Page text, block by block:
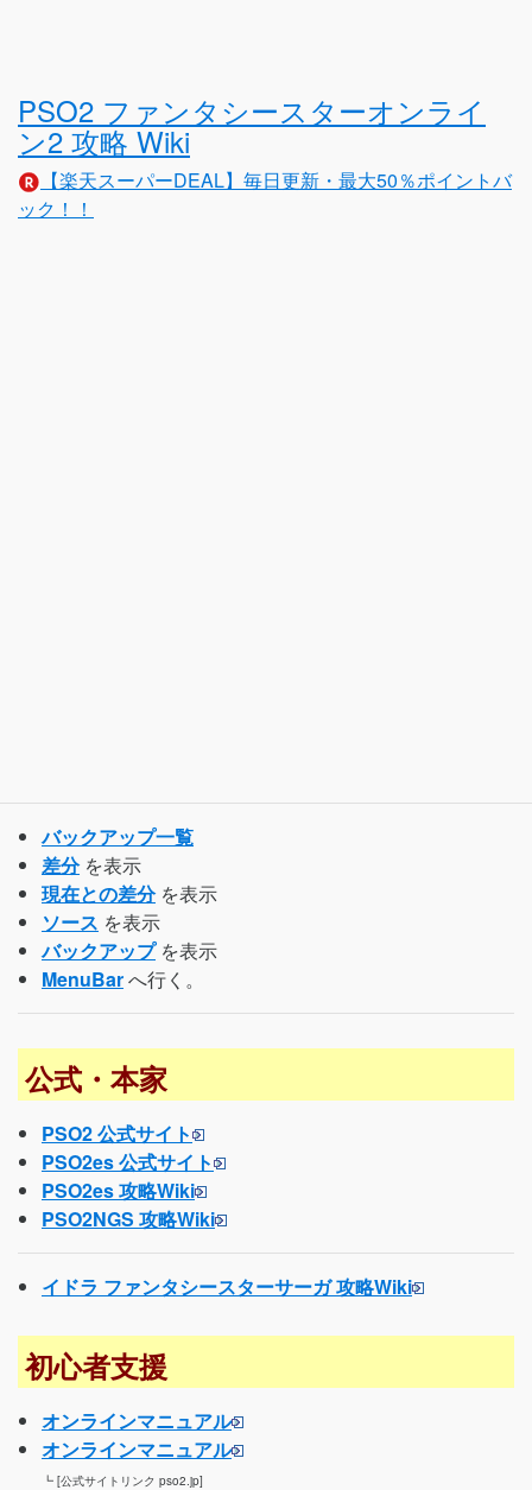
PSO2 ファンタシースターオンライ
ン2 攻略 Wiki
【楽天スーパーDEAL】毎日更新・最大50％ポイントバ
ック！！
バックアップ一覧
差分を表示
現在との差分を表示
ソース を表示
バックアップを表示
MenuBarへ行く。
公式・本家
PSO2 公式サイト
PSO2es 公式サイト
PSO2es 攻略Wiki
PSO2NGS 攻略Wiki
イドラ ファンタシースターサーガ 攻略Wiki
初心者支援
オンラインマニュアル
オンラインマニュアル
┗ [公式サイトリンク pso2.jp]